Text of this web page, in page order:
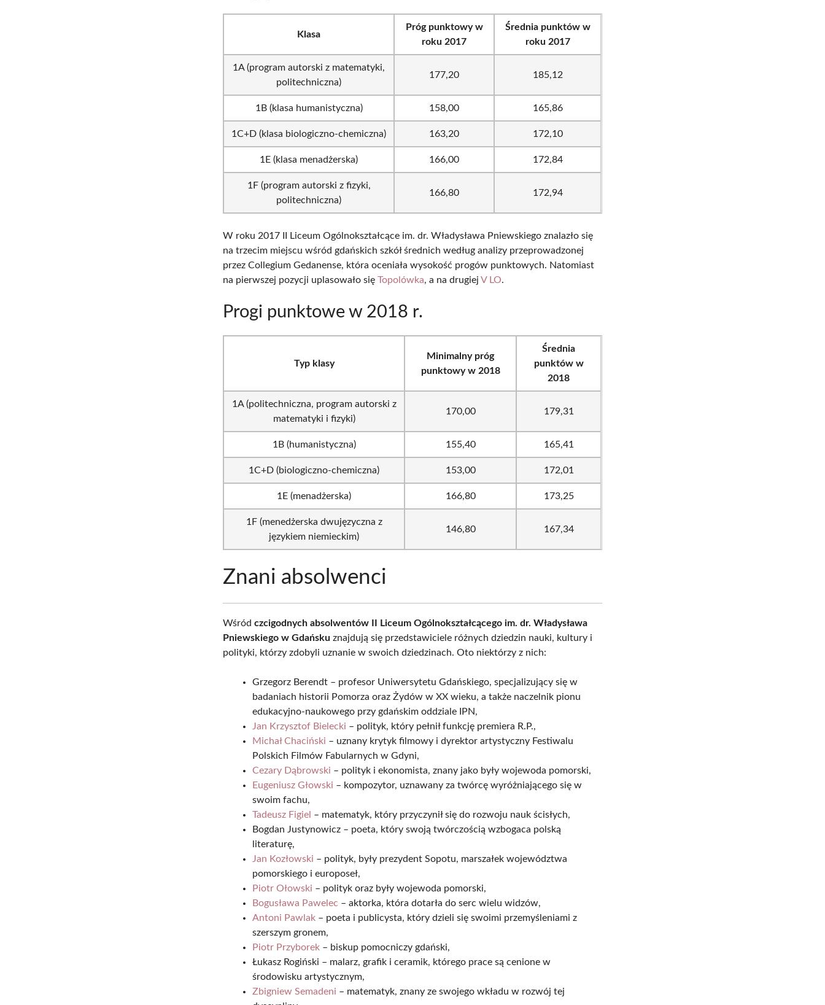
Klasa
Próg punktowy w
roku 2017
Średnia punktów w
roku 2017
1A (program autorski z matematyki,
politechniczna)
177,20 185,12
1B (klasa humanistyczna) 158,00 165,86
1C+D (klasa biologiczno-chemiczna) 163,20 172,10
1E (klasa menadżerska) 166,00 172,84
1F (program autorski z fizyki,
politechniczna)
166,80 172,94
W roku 2017 II Liceum Ogólnokształcące im. dr. Władysława Pniewskiego znalazło się
na trzecim miejscu wśród gdańskich szkół średnich według analizy przeprowadzonej
przez Collegium Gedanense, która oceniała wysokość progów punktowych. Natomiast
na pierwszej pozycji uplasowało sięTopolówka, a na drugiejV LO.
Progi punktowe w 2018 r.
Typ klasy
Minimalny próg
punktowy w 2018
Średnia
punktów w
2018
1A (politechniczna, program autorski z
matematyki i fizyki)
170,00 179,31
1B (humanistyczna) 155,40 165,41
1C+D (biologiczno-chemiczna) 153,00 172,01
1E (menadżerska) 166,80 173,25
1F (menedżerska dwujęzyczna z
językiem niemieckim)
146,80 167,34
Znani absolwenci
Wśródczcigodnych absolwentów II Liceum Ogólnokształcącego im. dr. Władysława
Pniewskiego w Gdańsku znajdują się przedstawiciele różnych dziedzin nauki, kultury i
polityki, którzy zdobyli uznanie w swoich dziedzinach. Oto niektórzy z nich:
Grzegorz Berendt – profesor Uniwersytetu Gdańskiego, specjalizujący się w
badaniach historii Pomorza oraz Żydów w XX wieku, a także naczelnik pionu
edukacyjno-naukowego przy gdańskim oddziale IPN,
Jan Krzysztof Bielecki – polityk, który pełnił funkcję premiera R.P.,
Michał Chaciński – uznany krytyk filmowy i dyrektor artystyczny Festiwalu
Polskich Filmów Fabularnych w Gdyni,
Cezary Dąbrowski – polityk i ekonomista, znany jako były wojewoda pomorski,
Eugeniusz Głowski – kompozytor, uznawany za twórcę wyróżniającego się w
swoim fachu,
Tadeusz Figiel – matematyk, który przyczynił się do rozwoju nauk ścisłych,
Bogdan Justynowicz – poeta, który swoją twórczością wzbogaca polską
literaturę,
Jan Kozłowski – polityk, były prezydent Sopotu, marszałek województwa
pomorskiego i europoseł,
Piotr Ołowski – polityk oraz były wojewoda pomorski,
Bogusława Pawelec – aktorka, która dotarła do serc wielu widzów,
Antoni Pawlak – poeta i publicysta, który dzieli się swoimi przemyśleniami z
szerszym gronem,
Piotr Przyborek – biskup pomocniczy gdański,
Łukasz Rogiński – malarz, grafik i ceramik, którego prace są cenione w
środowisku artystycznym,
Zbigniew Semadeni – matematyk, znany ze swojego wkładu w rozwój tej